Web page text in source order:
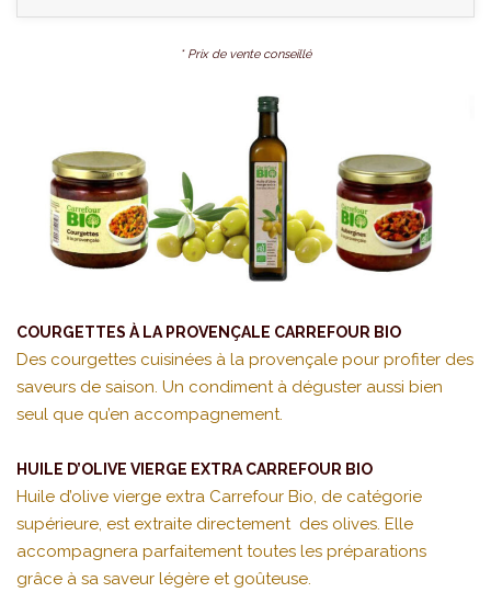
* Prix de vente conseillé
COURGETTES À LA PROVENÇALE CARREFOUR BIO
Des courgettes cuisinées à la provençale pour profiter des
saveurs de saison. Un condiment à déguster aussi bien
seul que qu’en accompagnement.
HUILE D’OLIVE VIERGE EXTRA CARREFOUR BIO
Huile d’olive vierge extra Carrefour Bio, de catégorie
supérieure, est extraite directement des olives. Elle
accompagnera parfaitement toutes les préparations
grâce à sa saveur légère et goûteuse.